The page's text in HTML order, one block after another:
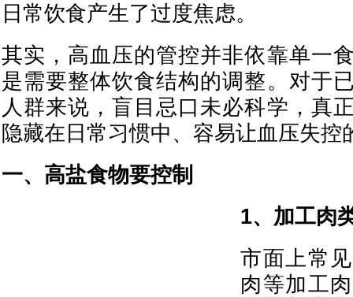
日常饮食产生了过度焦虑。
其实，高血压的管控并非依靠单一
是需要整体饮食结构的调整。对于
人群来说，盲目忌口未必科学，真
隐藏在日常习惯中、容易让血压失控
一、高盐食物要控制
1、加工肉
市面上常
肉等加工